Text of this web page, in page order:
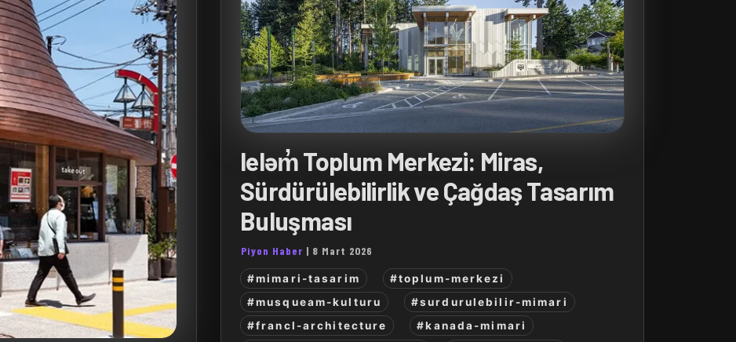
leləm̓ Toplum Merkezi: Miras,
Sürdürülebilirlik ve Çağdaş Tasarım
Buluşması
Piyon Haber | 8 Mart 2026
#mimari-tasarim
#toplum-merkezi
#musqueam-kulturu
#surdurulebilir-mimari
#francl-architecture
#kanada-mimari